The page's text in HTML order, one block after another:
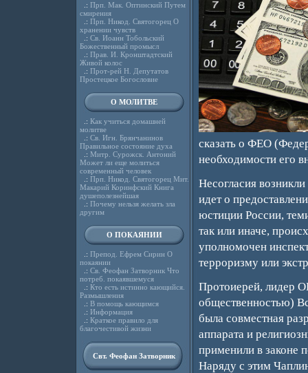
.: Прп. Мак. Оптинский Путем
смирения
.: Прп. Никод. Святогорец О
хранении чувств
.: Св. Иоанн Тобольский
Божественный промысл
.: Прав. И. Кронштадтский
Живой колос
.: Прот-рей Н. Депутатов
Простецкое Богословие
О МОЛИТВЕ
.: Как учиться домашней
молитве
.: Св. Игн. Брянчанинов
Правильное состояние духа
.: Митр. Сурожск. Антоний
Может ли еще молиться
современный человек
.: Прп. Никод. Святогорец Мит.
Макарий Коринфский Книга
душеполезнейшая
.: Почему нельзя желать зла
другим
О ПОКАЯНИИ
.: Препод. Ефрем Сирин О
покаянии
.: Св. Феофан Затворник Что
потреб. покаявшемуся
.: Кто есть истинно кающийся.
Размышления
.: В помощь кающимся
.: Информация
.: Краткое правило для
благочестивой жизни
Свт. Феофан Затворник
сказать о ФЕО
необходимости его
Несогласия
идет о
юстиции России,
так или иначе,
уполномочен
терроризму или
Протоиерей, лидер
общественностью)
была совместная
аппарата и
применили в законе
Наряду с этим